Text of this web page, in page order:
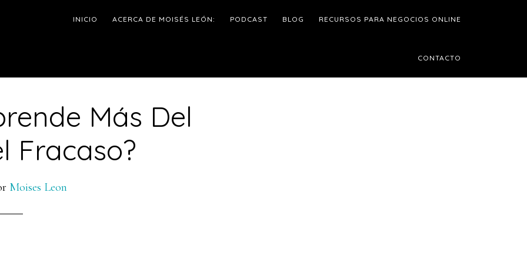
INICIO ACERCA DE MOISÉS LEÓN: PODCAST BLOG RECURSOS PARA NEGOCIOS ONLINE
CONTACTO
Más Del
Fracaso?
Moises Leon